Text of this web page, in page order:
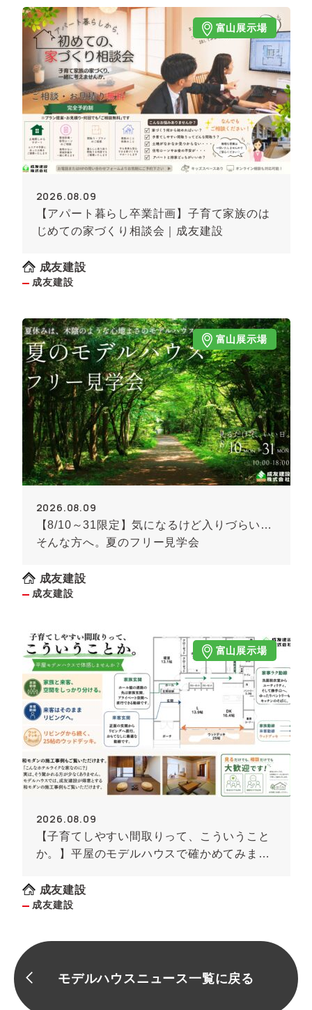
富山展示場
2026.08.09
【アパート暮らし卒業計画】子育て家族のは
じめての家づくり相談会｜成友建設
成友建設
成友建設
富山展示場
2026.08.09
【8/10～31限定】気になるけど入りづらい…
そんな方へ。夏のフリー見学会
成友建設
成友建設
富山展示場
2026.08.09
【子育てしやすい間取りって、こういうこと
か。】平屋のモデルハウスで確かめてみませ
成友建設
成友建設
モデルハウスニュース一覧に戻る